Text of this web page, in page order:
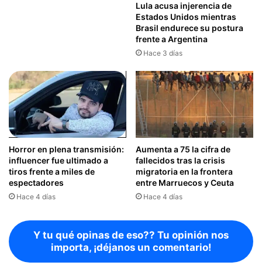
Lula acusa injerencia de
Estados Unidos mientras
Brasil endurece su postura
frente a Argentina
Hace 3 días
Horror en plena transmisión:
influencer fue ultimado a
tiros frente a miles de
espectadores
Hace 4 días
Aumenta a 75 la cifra de
fallecidos tras la crisis
migratoria en la frontera
entre Marruecos y Ceuta
Hace 4 días
Y tu qué opinas de eso?? Tu opinión nos
importa, ¡déjanos un comentario!